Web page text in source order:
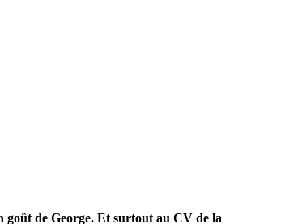
goût de George. Et surtout au CV de la